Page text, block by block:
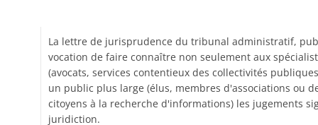
La lettre de jurisprudence du tribunal administratif,
vocation de faire connaître non seulement aux
(avocats, services contentieux des collectivités
un public plus large (élus, membres d'associations ou
citoyens à la recherche d'informations) les jugements
juridiction.